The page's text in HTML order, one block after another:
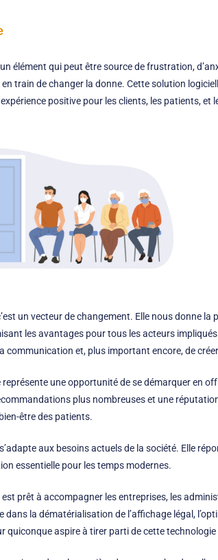
élément qui peut être source de frustration,
train de changer la donne. Cette solution
positive pour les clients, les patients, et
un vecteur de changement. Elle nous donne
les avantages pour tous les acteurs
communication et, plus important encore, de
une opportunité de se démarquer en
plus nombreuses et une
être des patients.
aux besoins actuels de la société. Elle
essentielle pour les temps modernes.
prêt à accompagner les entreprises, les
la dématérialisation de l’affichage légal,
quiconque aspire à tirer parti de cette